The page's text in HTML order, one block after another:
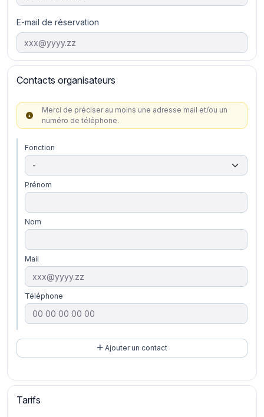
E-mail de réservation
Contacts organisateurs
Merci de préciser au moins une adresse mail et/ou un
numéro de téléphone.
Fonction
Prénom
Nom
Mail
Téléphone
Ajouter un contact
Tarifs